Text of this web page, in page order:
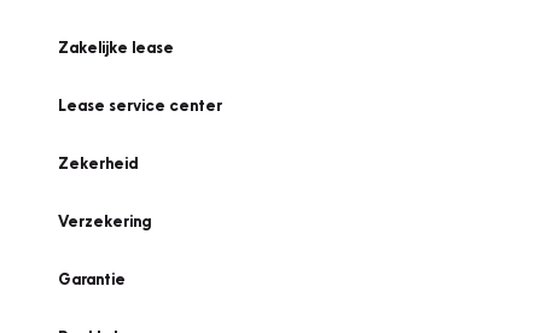
Zakelijke lease
Lease service center
Zekerheid
Verzekering
Garantie